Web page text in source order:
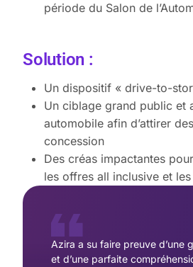
période du Salon de
Solution :
Un dispositif « drive-to-
Un ciblage grand public et
automobile afin d’attirer
concession
Des créas impactantes
les offres all inclusive et
Azira a su faire preuve d’une
et d’une parfaite